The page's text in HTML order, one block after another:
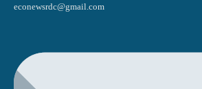
econewsrdc@gmail.com